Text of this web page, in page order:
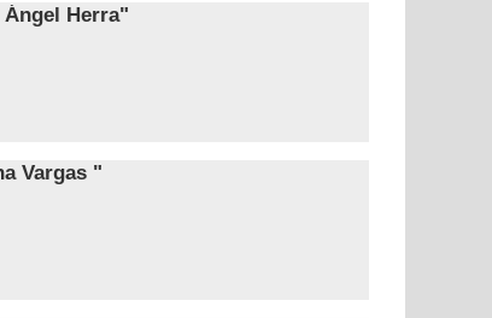
Ángel Herra"
Vargas "